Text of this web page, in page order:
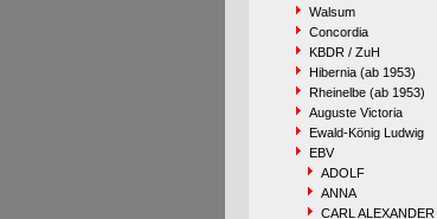
Walsum
Concordia
KBDR / ZuH
Hibernia (ab 1953)
Rheinelbe (ab 1953)
Auguste Victoria
Ewald-König Ludwig
EBV
ADOLF
ANNA
CARL ALEXANDER